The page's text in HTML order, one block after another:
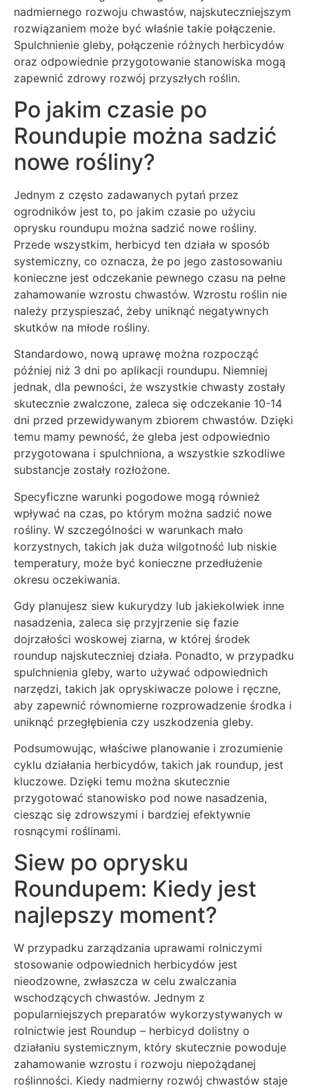
nadmiernego rozwoju chwastów, najskuteczniejszym
rozwiązaniem może być właśnie takie połączenie.
Spulchnienie gleby, połączenie różnych herbicydów
oraz odpowiednie przygotowanie stanowiska mogą
zapewnić zdrowy rozwój przyszłych roślin.
Po jakim czasie po
Roundupie można sadzić
nowe rośliny?
Jednym z często zadawanych pytań przez
ogrodników jest to, po jakim czasie po użyciu
oprysku roundupu można sadzić nowe rośliny.
Przede wszystkim, herbicyd ten działa w sposób
systemiczny, co oznacza, że po jego zastosowaniu
konieczne jest odczekanie pewnego czasu na pełne
zahamowanie wzrostu chwastów. Wzrostu roślin nie
należy przyspieszać, żeby uniknąć negatywnych
skutków na młode rośliny.
Standardowo, nową uprawę można rozpocząć
później niż 3 dni po aplikacji roundupu. Niemniej
jednak, dla pewności, że wszystkie chwasty zostały
skutecznie zwalczone, zaleca się odczekanie 10-14
dni przed przewidywanym zbiorem chwastów. Dzięki
temu mamy pewność, że gleba jest odpowiednio
przygotowana i spulchniona, a wszystkie szkodliwe
substancje zostały rozłożone.
Specyficzne warunki pogodowe mogą również
wpływać na czas, po którym można sadzić nowe
rośliny. W szczególności w warunkach mało
korzystnych, takich jak duża wilgotność lub niskie
temperatury, może być konieczne przedłużenie
okresu oczekiwania.
Gdy planujesz siew kukurydzy lub jakiekolwiek inne
nasadzenia, zaleca się przyjrzenie się fazie
dojrzałości woskowej ziarna, w której środek
roundup najskuteczniej działa. Ponadto, w przypadku
spulchnienia gleby, warto używać odpowiednich
narzędzi, takich jak opryskiwacze polowe i ręczne,
aby zapewnić równomierne rozprowadzenie środka i
uniknąć przegłębienia czy uszkodzenia gleby.
Podsumowując, właściwe planowanie i zrozumienie
cyklu działania herbicydów, takich jak roundup, jest
kluczowe. Dzięki temu można skutecznie
przygotować stanowisko pod nowe nasadzenia,
ciesząc się zdrowszymi i bardziej efektywnie
rosnącymi roślinami.
Siew po oprysku
Roundupem: Kiedy jest
najlepszy moment?
W przypadku zarządzania uprawami rolniczymi
stosowanie odpowiednich herbicydów jest
nieodzowne, zwłaszcza w celu zwalczania
wschodzących chwastów. Jednym z
popularniejszych preparatów wykorzystywanych w
rolnictwie jest Roundup – herbicyd dolistny o
działaniu systemicznym, który skutecznie powoduje
zahamowanie wzrostu i rozwoju niepożądanej
roślinności. Kiedy nadmierny rozwój chwastów staje